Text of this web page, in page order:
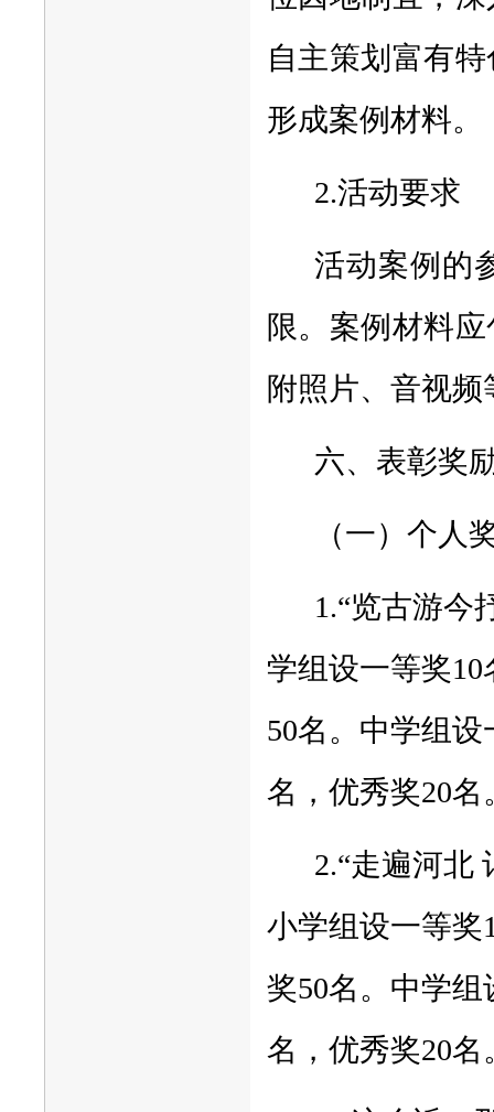
自主策划富有
形成案例材料。
2.活动要求
活动案例的
限。案例材料
附照片、音视
六、表彰奖
（一）个人
1.“览古游
学组设一等奖
50名。中学组
名，优秀奖20名
2.“走遍河
小学组设一等奖
奖50名。中学组
名，优秀奖20名